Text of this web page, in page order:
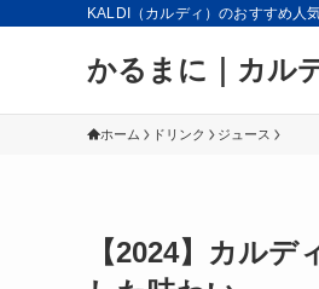
KALDI（カルディ）のおすすめ人
かるまに｜カル
ホーム ドリンク ジュース
【2024】カル